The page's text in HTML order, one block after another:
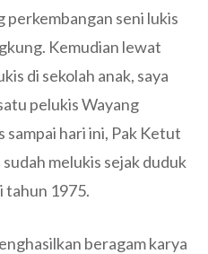
seni lukis
Kemudian lewat
di sekolah anak, saya
pelukis Wayang
sampai hari ini, Pak Ketut
melukis sejak duduk
tahun 1975.
beragam karya